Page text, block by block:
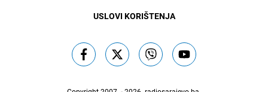
USLOVI KORIŠTENJA